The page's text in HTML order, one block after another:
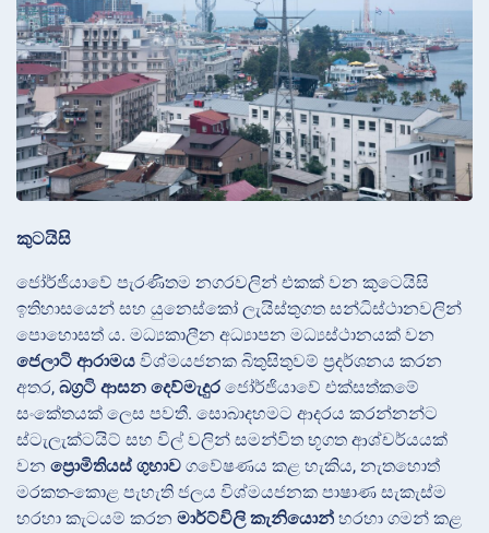
කුටයිසි
ජෝර්ජියාවේ පැරණිතම නගරවලින් එකක් වන කුටෙයිසි
ඉතිහාසයෙන් සහ යුනෙස්කෝ ලැයිස්තුගත සන්ධිස්ථානවලින්
පොහොසත් ය. මධ්‍යකාලීන අධ්‍යාපන මධ්‍යස්ථානයක් වන
ජෙලාටි ආරාමය විශ්මයජනක බිතුසිතුවම් ප්‍රදර්ශනය කරන
අතර, බග්‍රටි ආසන දෙව්මැදුර ජෝර්ජියාවේ එක්සත්කමේ
සංකේතයක් ලෙස පවතී. සොබාදහමට ආදරය කරන්නන්ට
ස්ටැලැක්ටයිට් සහ විල් වලින් සමන්විත භූගත ආශ්චර්යයක්
වන ප්‍රොමිතියස් ගුහාව ගවේෂණය කළ හැකිය, නැතහොත්
මරකත-කොළ පැහැති ජලය විශ්මයජනක පාෂාණ සැකැස්ම
හරහා කැටයම් කරන මාර්ට්විලි කැනියොන් හරහා ගමන් කළ